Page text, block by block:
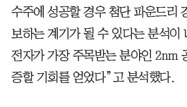
수주에 성공할 경우 첨단 파운드리
보하는 계기가 될 수 있다는 분석이
전자가 가장 주목받는 분야인 2nm
증할 기회를 얻었다”고 분석했다.